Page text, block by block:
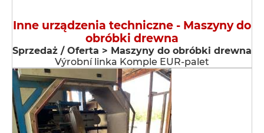
Inne urządzenia techniczne - Maszyny do
obróbki drewna
Sprzedaż / Oferta > Maszyny do obróbki drewna
Výrobní linka Komple EUR-palet